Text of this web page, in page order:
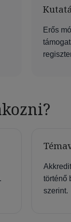
Erős
történő
szerint.